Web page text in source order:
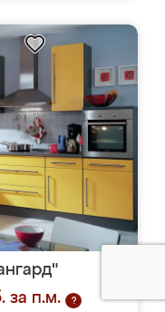
за п.м.
?